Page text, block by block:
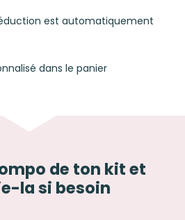
est automatiquement
dans le panier
de ton kit et
la si besoin